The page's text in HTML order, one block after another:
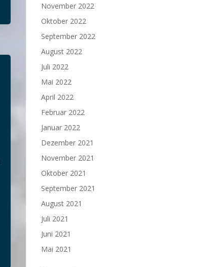
November 2022
Oktober 2022
September 2022
August 2022
Juli 2022
Mai 2022
April 2022
Februar 2022
Januar 2022
Dezember 2021
November 2021
Oktober 2021
September 2021
August 2021
Juli 2021
Juni 2021
Mai 2021